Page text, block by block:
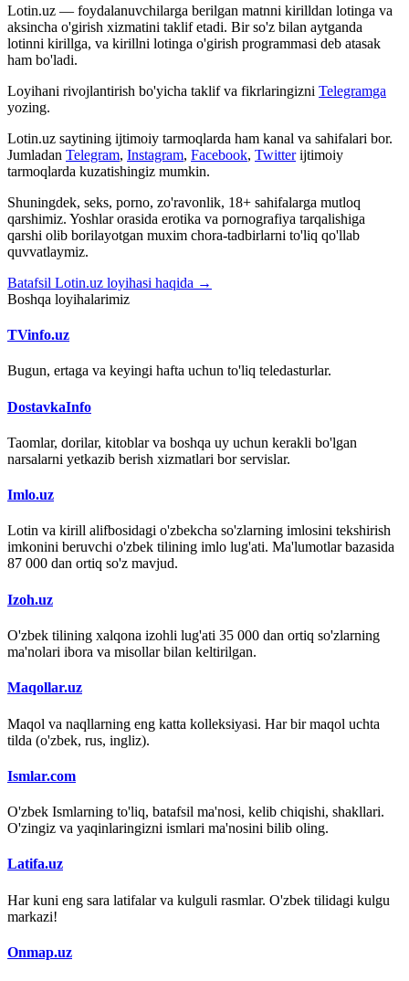
Lotin.uz — foydalanuvchilarga berilgan matnni kirilldan lotinga va
aksincha o'girish xizmatini taklif etadi. Bir so'z bilan aytganda
lotinni kirillga, va kirillni lotinga o'girish programmasi deb atasak
ham bo'ladi.
Loyihani rivojlantirish bo'yicha taklif va fikrlaringizni Telegramga
yozing.
Lotin.uz saytining ijtimoiy tarmoqlarda ham kanal va sahifalari bor.
Jumladan Telegram, Instagram, Facebook, Twitter ijtimoiy
tarmoqlarda kuzatishingiz mumkin.
Shuningdek, seks, porno, zo'ravonlik, 18+ sahifalarga mutloq
qarshimiz. Yoshlar orasida erotika va pornografiya tarqalishiga
qarshi olib borilayotgan muxim chora-tadbirlarni to'liq qo'llab
quvvatlaymiz.
Batafsil Lotin.uz loyihasi haqida →
Boshqa loyihalarimiz
TVinfo.uz
Bugun, ertaga va keyingi hafta uchun to'liq teledasturlar.
DostavkaInfo
Taomlar, dorilar, kitoblar va boshqa uy uchun kerakli bo'lgan
narsalarni yetkazib berish xizmatlari bor servislar.
Imlo.uz
Lotin va kirill alifbosidagi o'zbekcha so'zlarning imlosini tekshirish
imkonini beruvchi o'zbek tilining imlo lug'ati. Ma'lumotlar bazasida
87 000 dan ortiq so'z mavjud.
Izoh.uz
O'zbek tilining xalqona izohli lug'ati 35 000 dan ortiq so'zlarning
ma'nolari ibora va misollar bilan keltirilgan.
Maqollar.uz
Maqol va naqllarning eng katta kolleksiyasi. Har bir maqol uchta
tilda (o'zbek, rus, ingliz).
Ismlar.com
O'zbek Ismlarning to'liq, batafsil ma'nosi, kelib chiqishi, shakllari.
O'zingiz va yaqinlaringizni ismlari ma'nosini bilib oling.
Latifa.uz
Har kuni eng sara latifalar va kulguli rasmlar. O'zbek tilidagi kulgu
markazi!
Onmap.uz